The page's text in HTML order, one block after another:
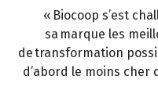
« Biocoop s’est
sa marque les
de transformation
d’abord le moins cher